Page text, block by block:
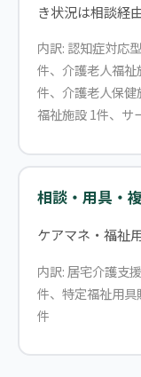
き状況は相談経
内訳: 認知症対応
件、介護老人福
件、介護老人保
福祉施設 1件、サ
相談・用具・
ケアマネ・福祉
内訳: 居宅介護支
件、特定福祉用
件